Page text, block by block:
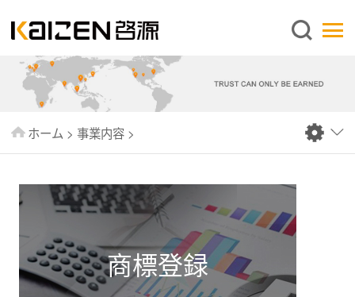
日本語
企業情報
事業内容
出版物
よくあるご質問
お問い合わせ
ホーム > 事業内容 >
商標登録